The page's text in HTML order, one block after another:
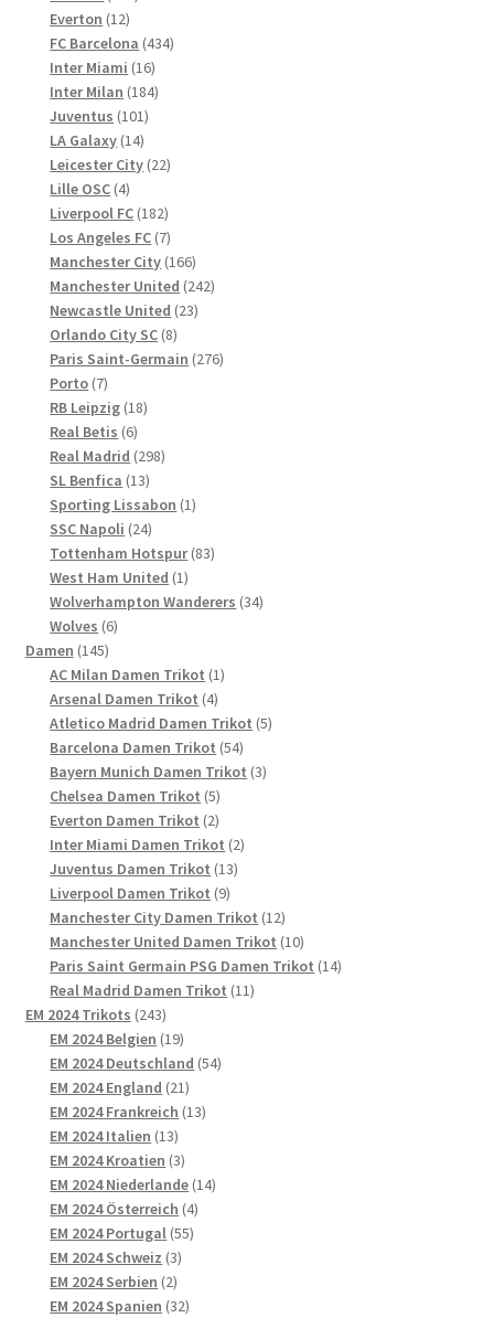
Everton 1212
Produkte
FC Barcelona 434434
Inter Miami 1616
Produkte
Inter Milan 184184
Juventus 101101
LA Galaxy 1414
Produkte
Leicester City 2222
Lille OSC 44
Produkte
Liverpool FC 182182
Produkte
Los Angeles FC 77
Produkte
Manchester City 166166
Produkte
Manchester United 242242
Newcastle United 2323
Orlando City SC 88
Produkte
Paris Saint-Germain 276276
Porto 77
Produkte
RB Leipzig 1818
Real Betis 66
Produkte
Real Madrid 298298
SL Benfica 1313
Produkte
Sporting Lissabon 11
SSC Napoli 2424
Produkte
Tottenham Hotspur 8383
West Ham United 11
Produkt
Wolverhampton Wanderers 3434
Wolves 66
Damen 145145
Produkte
AC Milan Damen Trikot 11
Arsenal Damen Trikot 44
Produkte
Atletico Madrid Damen Trikot 55
Barcelona Damen Trikot 5454
Produkte
Bayern Munich Damen Trikot 33
Chelsea Damen Trikot 55
Produkte
Everton Damen Trikot 22
Produkte
Inter Miami Damen Trikot 22
Juventus Damen Trikot 1313
Liverpool Damen Trikot 99
Produkte
Manchester City Damen Trikot 1212
Produkte
Manchester United Damen Trikot 1010
Produkte
Paris Saint Germain PSG Damen Trikot 1414
Real Madrid Damen Trikot 1111
EM 2024 Trikots 243243
Produkte
EM 2024 Belgien 1919
Produkte
EM 2024 Deutschland 5454
EM 2024 England 2121
Produkte
EM 2024 Frankreich 1313
EM 2024 Italien 1313
Produkte
EM 2024 Kroatien 33
Produkte
EM 2024 Niederlande 1414
EM 2024 Österreich 44
EM 2024 Portugal 5555
EM 2024 Schweiz 33
EM 2024 Serbien 22
Produkte
EM 2024 Spanien 3232